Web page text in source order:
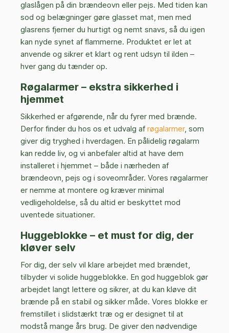
glaslågen på din brændeovn eller pejs. Med tiden kan
sod og belægninger gøre glasset mat, men med
glasrens fjerner du hurtigt og nemt snavs, så du igen
kan nyde synet af flammerne. Produktet er let at
anvende og sikrer et klart og rent udsyn til ilden –
hver gang du tænder op.
Røgalarmer – ekstra sikkerhed i
hjemmet
Sikkerhed er afgørende, når du fyrer med brænde.
Derfor finder du hos os et udvalg af røgalarmer, som
giver dig tryghed i hverdagen. En pålidelig røgalarm
kan redde liv, og vi anbefaler altid at have dem
installeret i hjemmet – både i nærheden af
brændeovn, pejs og i soveområder. Vores røgalarmer
er nemme at montere og kræver minimal
vedligeholdelse, så du altid er beskyttet mod
uventede situationer.
Huggeblokke – et must for dig, der
kløver selv
For dig, der selv vil klare arbejdet med brændet,
tilbyder vi solide huggeblokke. En god huggeblok gør
arbejdet langt lettere og sikrer, at du kan kløve dit
brænde på en stabil og sikker måde. Vores blokke er
fremstillet i slidstærkt træ og er designet til at
modstå mange års brug. De giver den nødvendige